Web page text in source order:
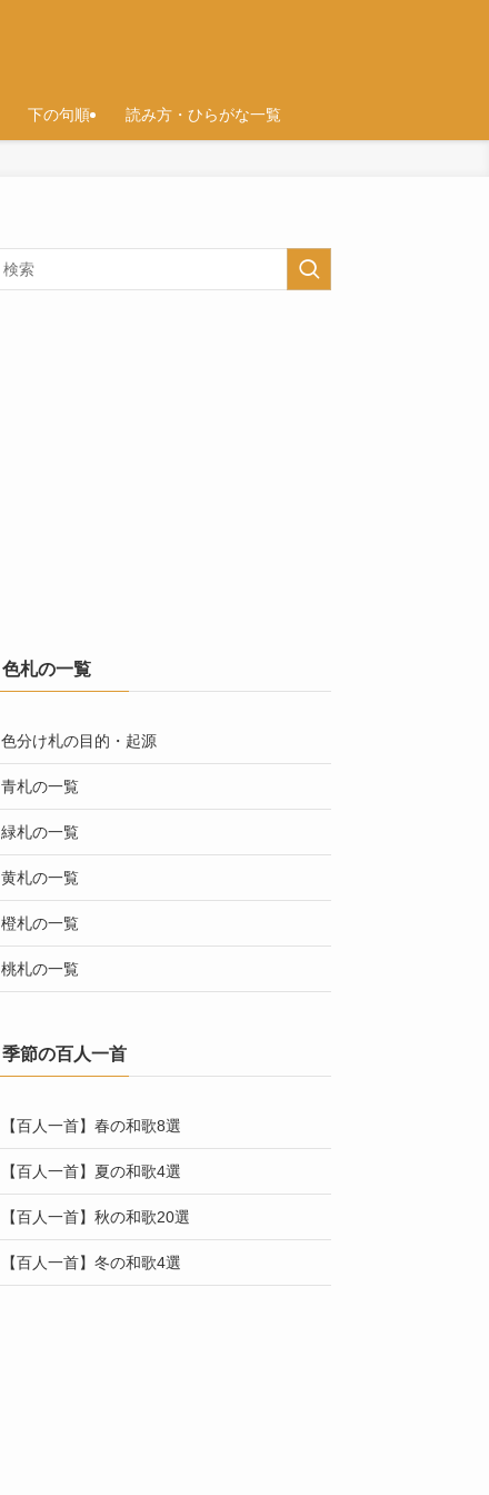
下の句順 読み方・ひらがな一覧
色札の一覧
色分け札の目的・起源
青札の一覧
緑札の一覧
黄札の一覧
橙札の一覧
桃札の一覧
季節の百人一首
【百人一首】春の和歌8選
【百人一首】夏の和歌4選
【百人一首】秋の和歌20選
【百人一首】冬の和歌4選